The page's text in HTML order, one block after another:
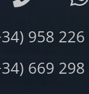
958
669